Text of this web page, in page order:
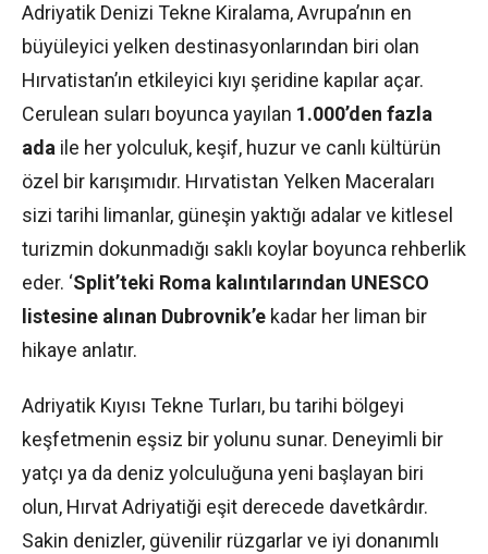
Adriyatik Denizi Tekne Kiralama, Avrupa’nın en
büyüleyici yelken destinasyonlarından biri olan
Hırvatistan’ın etkileyici kıyı şeridine kapılar açar.
Cerulean suları boyunca yayılan 1.000’den fazla
ada ile her yolculuk, keşif, huzur ve canlı kültürün
özel bir karışımıdır. Hırvatistan Yelken Maceraları
sizi tarihi limanlar, güneşin yaktığı adalar ve kitlesel
turizmin dokunmadığı saklı koylar boyunca rehberlik
eder. ‘Split’teki Roma kalıntılarından UNESCO
listesine alınan Dubrovnik’e kadar her liman bir
hikaye anlatır.
Adriyatik Kıyısı Tekne Turları, bu tarihi bölgeyi
keşfetmenin eşsiz bir yolunu sunar. Deneyimli bir
yatçı ya da deniz yolculuğuna yeni başlayan biri
olun, Hırvat Adriyatiği eşit derecede davetkârdır.
Sakin denizler, güvenilir rüzgarlar ve iyi donanımlı